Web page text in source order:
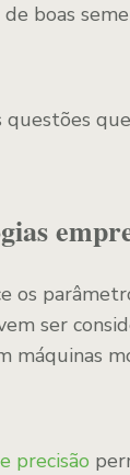
de boas
os
ser
máquinas
precisão